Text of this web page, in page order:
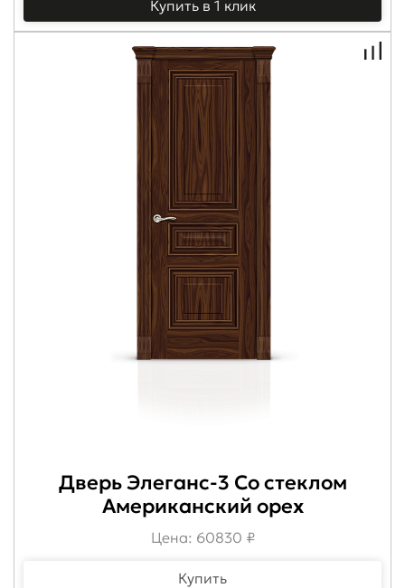
Купить в 1 клик
Дверь Элеганс-3 Со стеклом
Американский орех
Цена: 60830 ₽
Купить